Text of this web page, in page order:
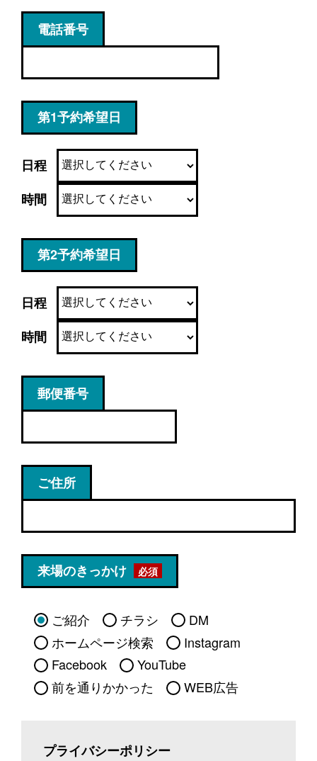
電話番号
第1予約希望日
日程
時間
第2予約希望日
日程
時間
郵便番号
ご住所
来場のきっかけ
ご紹介 チラシ
DM
ホームページ検索
Instagram
Facebook
YouTube
前を通りかかった
WEB広告
プライバシーポリシー